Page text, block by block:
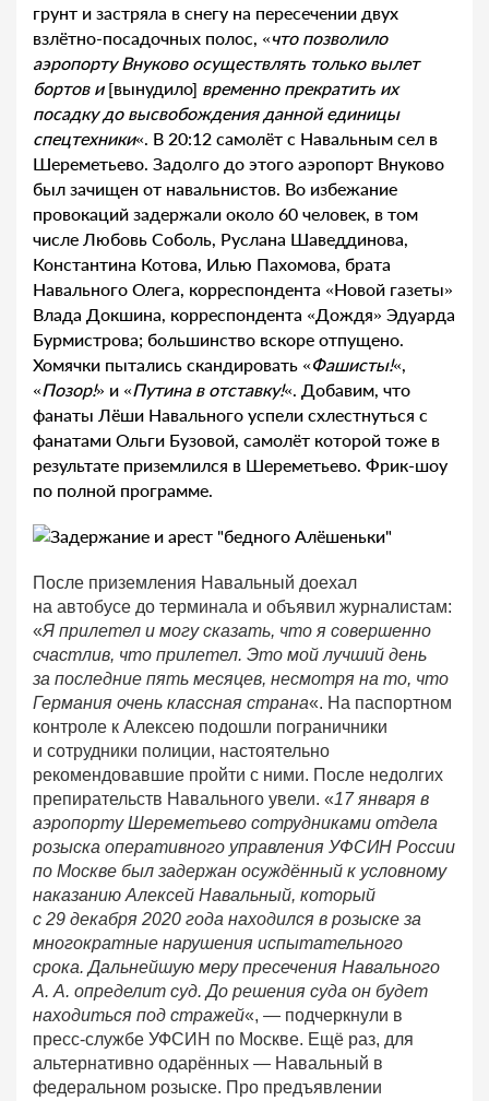
грунт и застряла в снегу на пересечении двух
взлётно-посадочных полос, «что позволило
аэропорту Внуково осуществлять только вылет
бортов и [вынудило] временно прекратить их
посадку до высвобождения данной единицы
спецтехники«. В 20:12 самолёт с Навальным сел в
Шереметьево. Задолго до этого аэропорт Внуково
был зачищен от навальнистов. Во избежание
провокаций задержали около 60 человек, в том
числе Любовь Соболь, Руслана Шаведдинова,
Константина Котова, Илью Пахомова, брата
Навального Олега, корреспондента «Новой газеты»
Влада Докшина, корреспондента «Дождя» Эдуарда
Бурмистрова; большинство вскоре отпущено.
Хомячки пытались скандировать «Фашисты!«,
«Позор!» и «Путина в отставку!«. Добавим, что
фанаты Лёши Навального успели схлестнуться с
фанатами Ольги Бузовой, самолёт которой тоже в
результате приземлился в Шереметьево. Фрик-шоу
по полной программе.
После приземления Навальный доехал
на автобусе до терминала и объявил журналистам:
«Я прилетел и могу сказать, что я совершенно
счастлив, что прилетел. Это мой лучший день
за последние пять месяцев, несмотря на то, что
Германия очень классная страна«. На паспортном
контроле к Алексею подошли пограничники
и сотрудники полиции, настоятельно
рекомендовавшие пройти с ними. После недолгих
препирательств Навального увели. «17 января в
аэропорту Шереметьево сотрудниками отдела
розыска оперативного управления УФСИН России
по Москве был задержан осуждённый к условному
наказанию Алексей Навальный, который
с 29 декабря 2020 года находился в розыске за
многократные нарушения испытательного
срока. Дальнейшую меру пресечения Навального
А. А. определит суд. До решения суда он будет
находиться под стражей«, — подчеркнули в
пресс-службе УФСИН по Москве. Ещё раз, для
альтернативно одарённых — Навальный в
федеральном розыске. Про предъявлении